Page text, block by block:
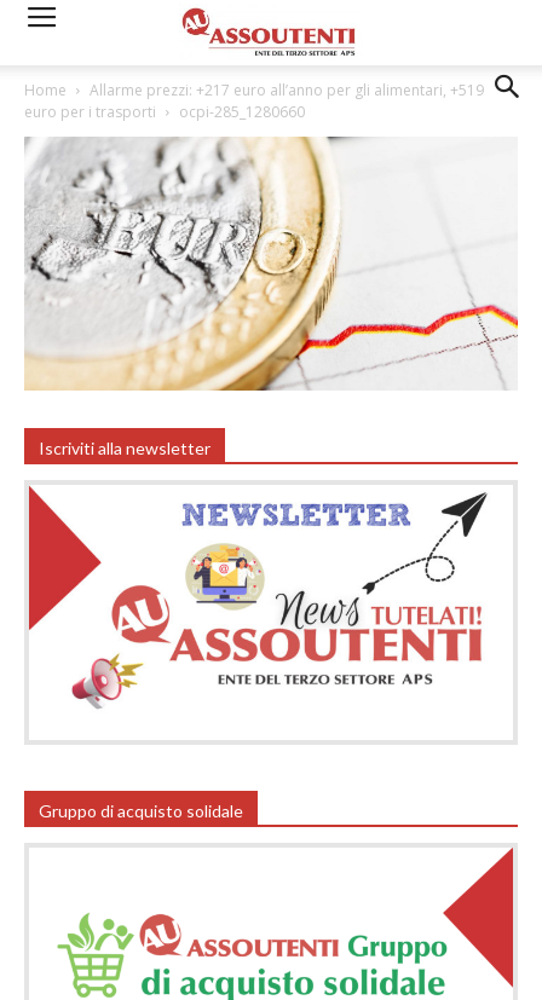
Home
Allarme prezzi: +217 euro all’anno per gli alimentari, +519
euro per i trasporti
ocpi-285_1280660
Iscriviti alla newsletter
Gruppo di acquisto solidale